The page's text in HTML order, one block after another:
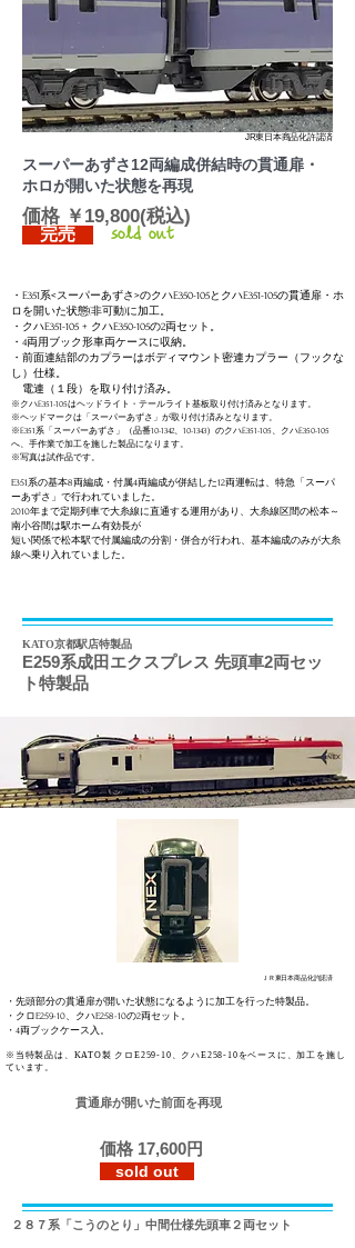
JR東日本商品化許諾済
スーパーあずさ12両編成併結時の貫通扉・
ホロが開いた​状態を再現
価格 ￥19,800(税込)
完売 sold out
・E351系<スーパーあずさ>のクハE350-105とクハE351-105の貫通扉・ホ
ロを開いた状態(非可動)に加工。
・クハE351-105 + クハE350-105の2両セット。
・4両用ブック形車両ケースに収納。
・前面連結部のカプラーはボディマウント密連カプラー（フックな
し）仕様。
電連（１段）を取り付け済み。
※クハE351-105はヘッドライト・テールライト基板取り付け済みとなります。
※ヘッドマークは「スーパーあずさ」が取り付け済みとなります。
※E351系「スーパーあずさ」（品番10-1342、10-1343）のクハE351-105、クハE350-105
へ、手作業で加工を施した製品になります。
​※写真は試作品です。
E351系の基本8両編成・付属4両編成が併結した12両運転は、特急「スーパ
ーあずさ」で行われていました。
2010年まで定期列車で大糸線に直通する運用があり、大糸線区間の松本～
南小谷間は駅ホーム有効長が
短い関係で松本駅で付属編成の分割・併合が行われ、基本編成のみが大糸
線へ乗り入れていました。
KATO京都駅店特製品
E259系成田エクスプレス 先頭車2両セッ
ト特製品
ＪＲ東日本商品化許諾済
・先頭部分の貫通扉が開いた状態になるように加工を行った特製品。
・クロE259-10、クハE258-10の2両セット 。
​・4両ブックケース入。
​※当特製品は、KATO製 クロE259-10、クハE258-10をベースに、加工を施し
ています。
貫通扉が開いた前面を再現
価格 17,600円
sold out
２８７系「こうのとり」中間仕様先頭車２両セット